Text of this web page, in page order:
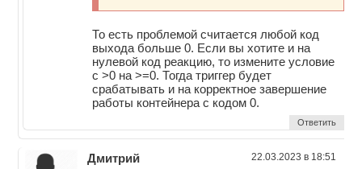
То есть проблемой считается любой код
выхода больше 0. Если вы хотите и на
нулевой код реакцию, то измените условие
с >0 на >=0. Тогда триггер будет
срабатывать и на корректное завершение
работы контейнера с кодом 0.
Ответить
Дмитрий 22.03.2023 в 18:51